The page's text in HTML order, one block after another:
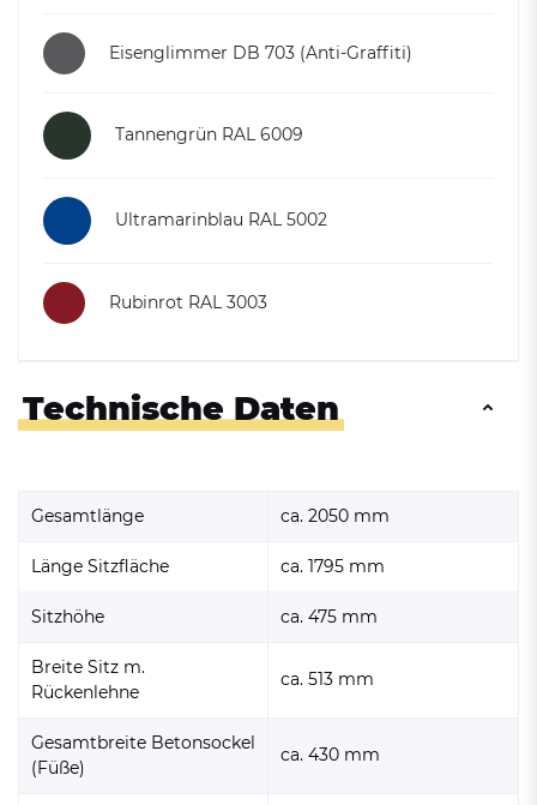
Eisenglimmer DB 703 (Anti-Graffiti)
Tannengrün RAL 6009
Ultramarinblau RAL 5002
Rubinrot RAL 3003
Technische Daten
Gesamtlänge ca. 2050 mm
Länge Sitzfläche ca. 1795 mm
Sitzhöhe ca. 475 mm
Breite Sitz m.
Rückenlehne
ca. 513 mm
Gesamtbreite Betonsockel
(Füße)
ca. 430 mm